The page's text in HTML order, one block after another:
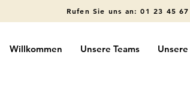
Rufen Sie uns an: 01 23 45
Willkommen Unsere Teams